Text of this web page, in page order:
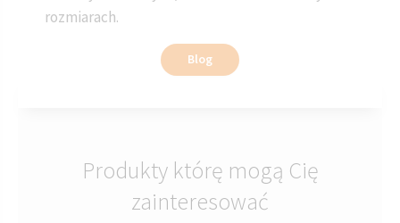
rozmiarach.
Blog
Produkty którę mogą Cię
zainteresować